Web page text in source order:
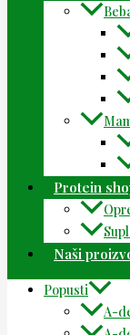
Protein
Naši
Popusti
A-